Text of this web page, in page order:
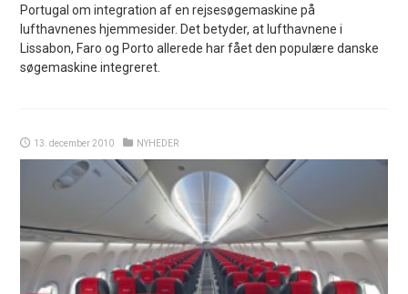
Portugal om integration af en rejsesøgemaskine på
lufthavnenes hjemmesider. Det betyder, at lufthavnene i
Lissabon, Faro og Porto allerede har fået den populære danske
søgemaskine integreret.
13. december 2010 NYHEDER